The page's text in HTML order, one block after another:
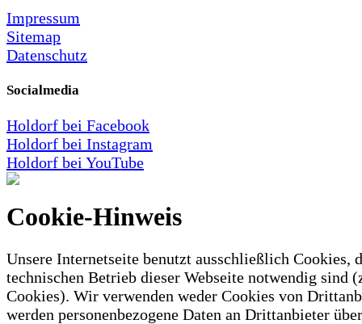
Impressum
Sitemap
Datenschutz
Socialmedia
Holdorf bei Facebook
Holdorf bei Instagram
Holdorf bei YouTube
Cookie-Hinweis
Unsere Internetseite benutzt ausschließlich Cookies,
technischen Betrieb dieser Webseite notwendig sind
Cookies). Wir verwenden weder Cookies von
werden personenbezogene Daten an Drittanbieter